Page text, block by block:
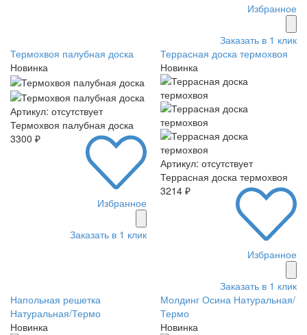
Избранное
Заказать в 1 клик
Термохвоя палубная доска
Новинка
Артикул: отсутствует
Термохвоя палубная доска
3300 ₽
Избранное
Заказать в 1 клик
Террасная доска термохвоя
Новинка
Артикул: отсутствует
Террасная доска термохвоя
3214 ₽
Избранное
Заказать в 1 клик
Напольная решетка
Натуральная/Термо
Новинка
Молдинг Осина Натуральная/
Термо
Новинка